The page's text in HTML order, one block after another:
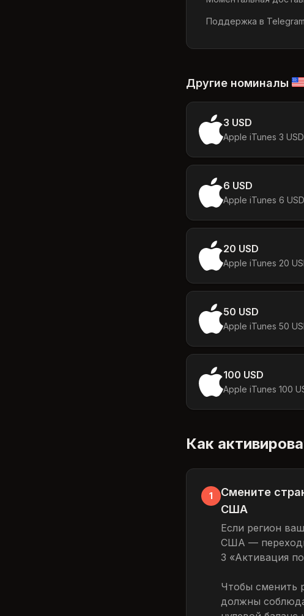
Поддержка в
Другие номиналы
3 USD
Apple iTunes 3 USD
6 USD
Apple iTunes 6 USD
20 USD
Apple iTunes 20
50 USD
Apple iTunes 50
100 USD
Apple iTunes 100
Как
1
Смените
США
Если регион
США —
3 «Активация
Чтобы сменить
должны